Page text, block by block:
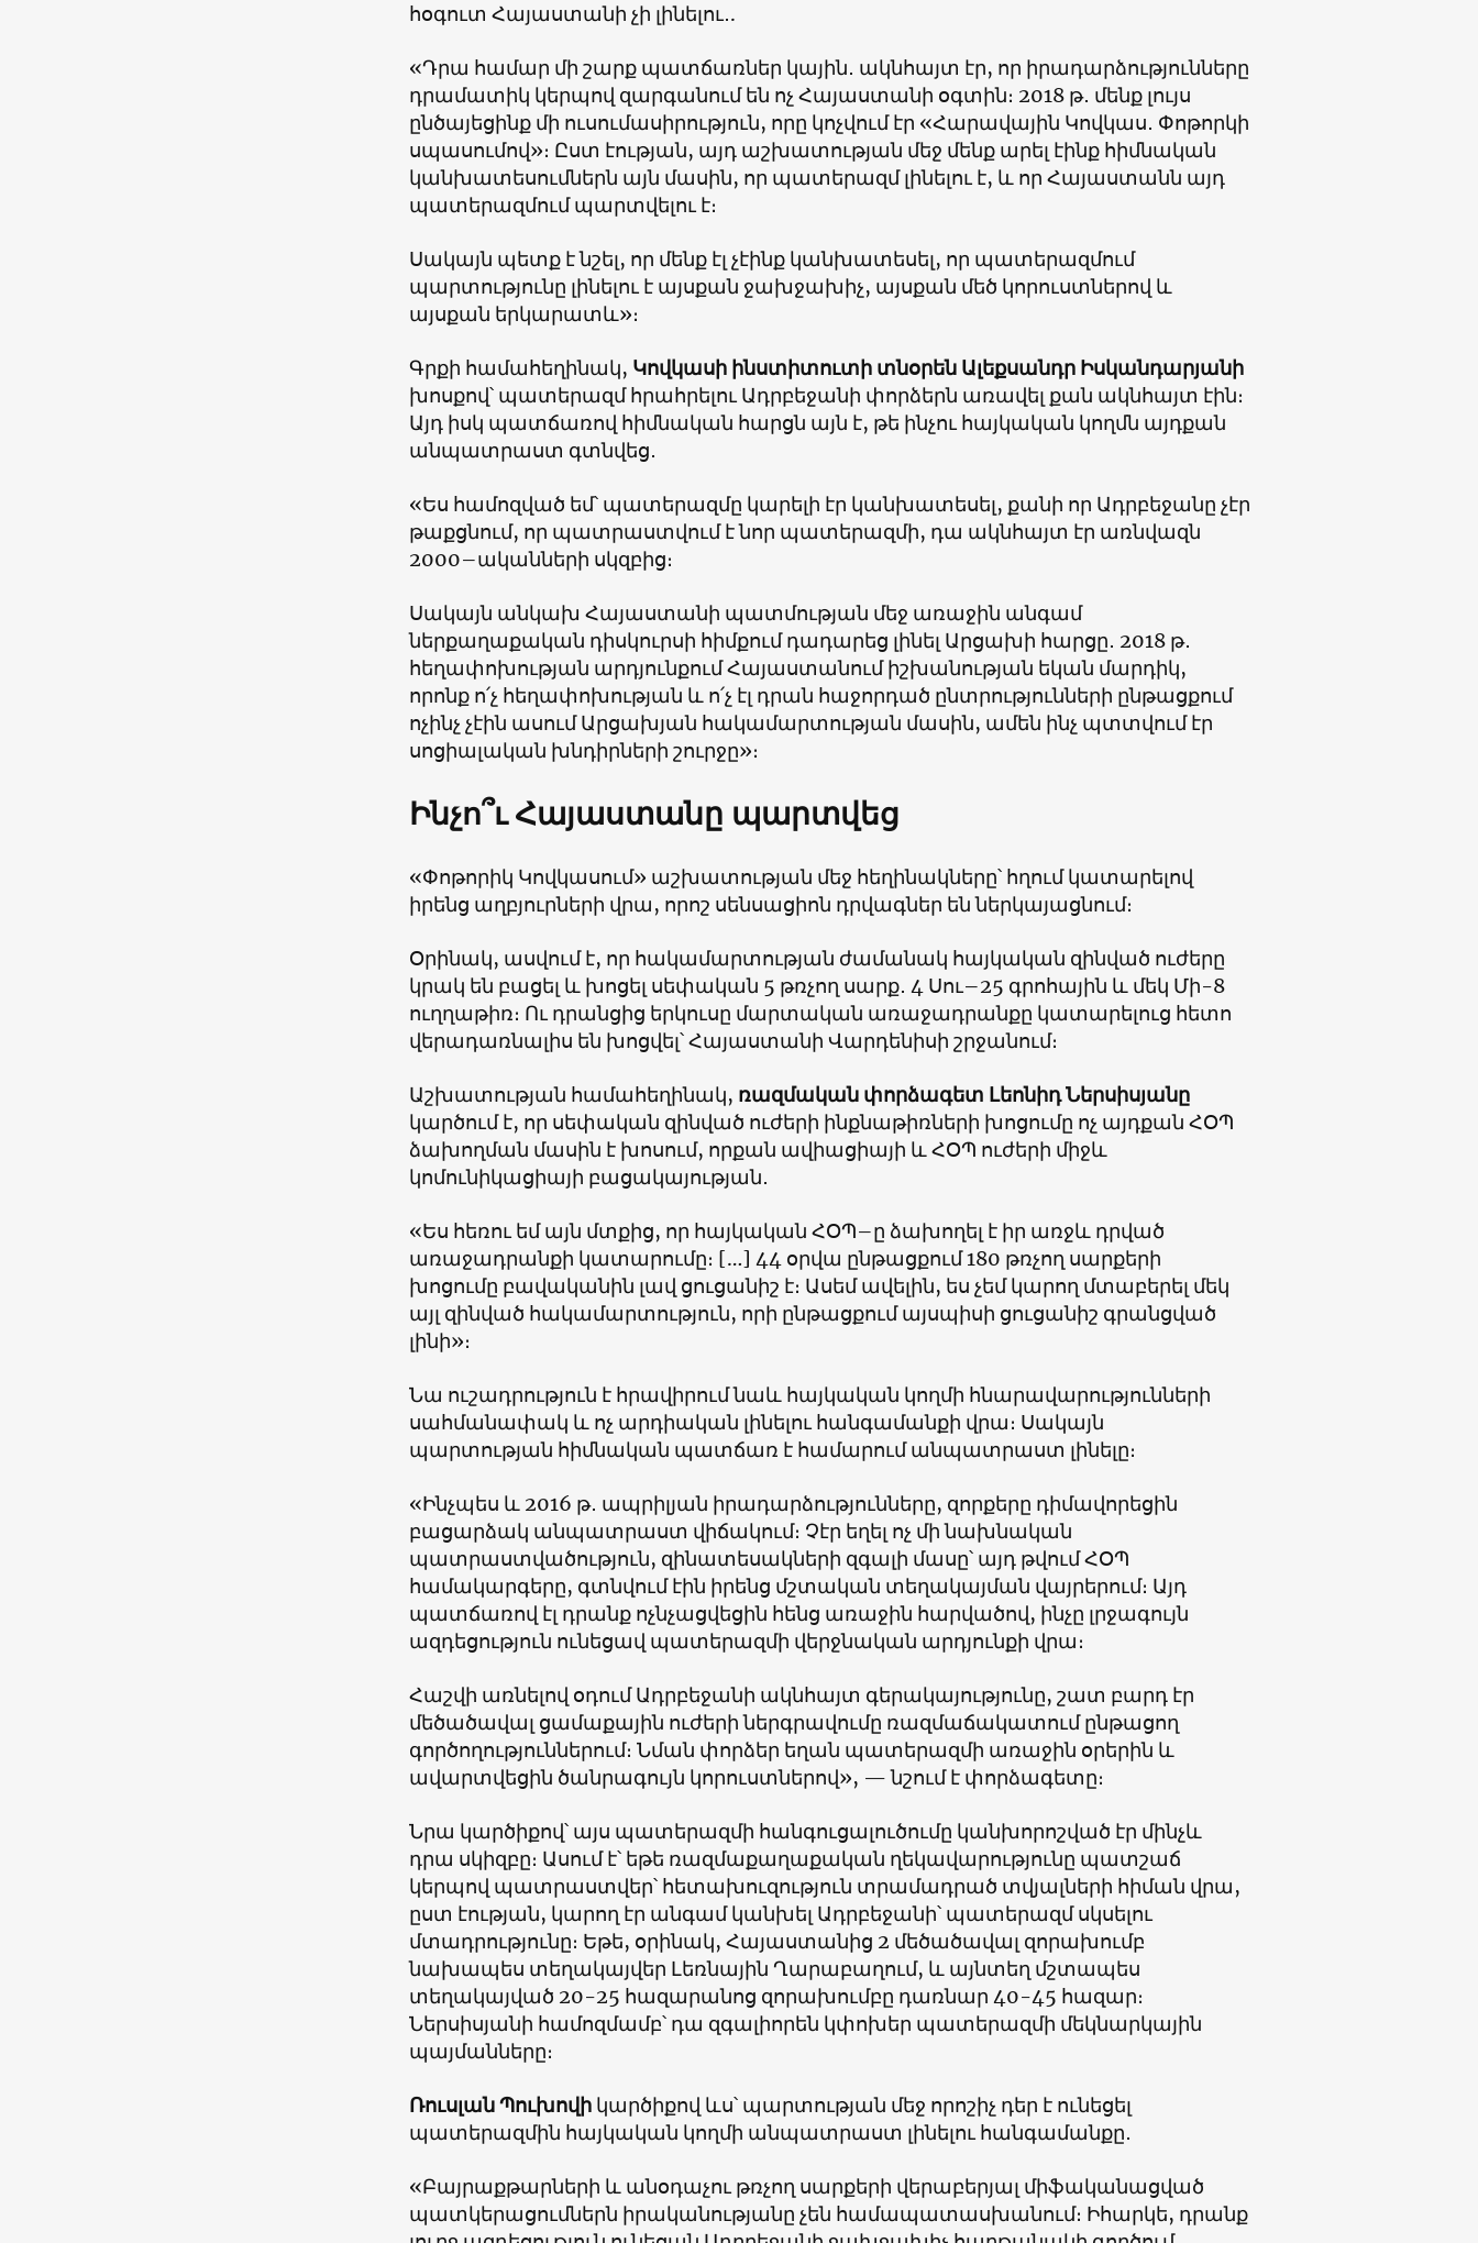
հօգուտ Հայաստանի չի լինելու․.
«Դրա համար մի շարք պատճառներ կային․ ակնհայտ էր, որ իրադարձությունները
դրամատիկ կերպով զարգանում են ոչ Հայաստանի օգտին։ 2018 թ․ մենք լույս
ընծայեցինք մի ուսումասիրություն, որը կոչվում էր «Հարավային Կովկաս․ Փոթորկի
սպասումով»։ Ըստ էության, այդ աշխատության մեջ մենք արել էինք հիմնական
կանխատեսումներն այն մասին, որ պատերազմ լինելու է, և որ Հայաստանն այդ
պատերազմում պարտվելու է։
Սակայն պետք է նշել, որ մենք էլ չէինք կանխատեսել, որ պատերազմում
պարտությունը լինելու է այսքան ջախջախիչ, այսքան մեծ կորուստներով և
այսքան երկարատև»։
Գրքի համահեղինակ, Կովկասի ինստիտուտի տնօրեն Ալեքսանդր Իսկանդարյանի
խոսքով՝ պատերազմ հրահրելու Ադրբեջանի փորձերն առավել քան ակնհայտ էին։
Այդ իսկ պատճառով հիմնական հարցն այն է, թե ինչու հայկական կողմն այդքան
անպատրաստ գտնվեց․
«Ես համոզված եմ՝ պատերազմը կարելի էր կանխատեսել, քանի որ Ադրբեջանը չէր
թաքցնում, որ պատրաստվում է նոր պատերազմի, դա ակնհայտ էր առնվազն
2000–ականների սկզբից։
Սակայն անկախ Հայաստանի պատմության մեջ առաջին անգամ
ներքաղաքական դիսկուրսի հիմքում դադարեց լինել Արցախի հարցը․ 2018 թ․
հեղափոխության արդյունքում Հայաստանում իշխանության եկան մարդիկ,
որոնք ո՛չ հեղափոխության և ո՛չ էլ դրան հաջորդած ընտրությունների ընթացքում
ոչինչ չէին ասում Արցախյան հակամարտության մասին, ամեն ինչ պտտվում էր
սոցիալական խնդիրների շուրջը»։
Ինչո՞ւ Հայաստանը պարտվեց
«Փոթորիկ Կովկասում» աշխատության մեջ հեղինակները՝ հղում կատարելով
իրենց աղբյուրների վրա, որոշ սենսացիոն դրվագներ են ներկայացնում։
Օրինակ, ասվում է, որ հակամարտության ժամանակ հայկական զինված ուժերը
կրակ են բացել և խոցել սեփական 5 թռչող սարք․ 4 Սու–25 գրոհային և մեկ Մի-8
ուղղաթիռ։ Ու դրանցից երկուսը մարտական առաջադրանքը կատարելուց հետո
վերադառնալիս են խոցվել՝ Հայաստանի Վարդենիսի շրջանում։
Աշխատության համահեղինակ, ռազմական փորձագետ Լեոնիդ Ներսիսյանը
կարծում է, որ սեփական զինված ուժերի ինքնաթիռների խոցումը ոչ այդքան ՀՕՊ
ձախողման մասին է խոսում, որքան ավիացիայի և ՀՕՊ ուժերի միջև
կոմունիկացիայի բացակայության․
«Ես հեռու եմ այն մտքից, որ հայկական ՀՕՊ–ը ձախողել է իր առջև դրված
առաջադրանքի կատարումը։ […] 44 օրվա ընթացքում 180 թռչող սարքերի
խոցումը բավականին լավ ցուցանիշ է։ Ասեմ ավելին, ես չեմ կարող մտաբերել մեկ
այլ զինված հակամարտություն, որի ընթացքում այսպիսի ցուցանիշ գրանցված
լինի»։
Նա ուշադրություն է հրավիրում նաև հայկական կողմի հնարավարությունների
սահմանափակ և ոչ արդիական լինելու հանգամանքի վրա։ Սակայն
պարտության հիմնական պատճառ է համարում անպատրաստ լինելը։
«Ինչպես և 2016 թ․ ապրիլյան իրադարձությունները, զորքերը դիմավորեցին
բացարձակ անպատրաստ վիճակում։ Չէր եղել ոչ մի նախնական
պատրաստվածություն, զինատեսակների զգալի մասը՝ այդ թվում ՀՕՊ
համակարգերը, գտնվում էին իրենց մշտական տեղակայման վայրերում։ Այդ
պատճառով էլ դրանք ոչնչացվեցին հենց առաջին հարվածով, ինչը լրջագույն
ազդեցություն ունեցավ պատերազմի վերջնական արդյունքի վրա։
Հաշվի առնելով օդում Ադրբեջանի ակնհայտ գերակայությունը, շատ բարդ էր
մեծածավալ ցամաքային ուժերի ներգրավումը ռազմաճակատում ընթացող
գործողություններում։ Նման փորձեր եղան պատերազմի առաջին օրերին և
ավարտվեցին ծանրագույն կորուստներով», — նշում է փորձագետը։
Նրա կարծիքով՝ այս պատերազմի հանգուցալուծումը կանխորոշված էր մինչև
դրա սկիզբը։ Ասում է՝ եթե ռազմաքաղաքական ղեկավարությունը պատշաճ
կերպով պատրաստվեր՝ հետախուզություն տրամադրած տվյալների հիման վրա,
ըստ էության, կարող էր անգամ կանխել Ադրբեջանի՝ պատերազմ սկսելու
մտադրությունը։ Եթե, օրինակ, Հայաստանից 2 մեծածավալ զորախումբ
նախապես տեղակայվեր Լեռնային Ղարաբաղում, և այնտեղ մշտապես
տեղակայված 20-25 հազարանոց զորախումբը դառնար 40-45 հազար։
Ներսիսյանի համոզմամբ՝ դա զգալիորեն կփոխեր պատերազմի մեկնարկային
պայմանները։
Ռուսլան Պուխովի կարծիքով ևս՝ պարտության մեջ որոշիչ դեր է ունեցել
պատերազմին հայկական կողմի անպատրաստ լինելու հանգամանքը․
«Բայրաքթարների և անօդաչու թռչող սարքերի վերաբերյալ միֆականացված
պատկերացումներն իրականությանը չեն համապատասխանում։ Իհարկե, դրանք